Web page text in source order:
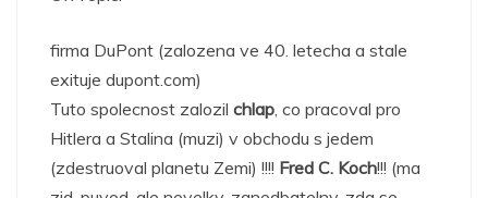
firma DuPont (zalozena ve 40. letecha a stale
exituje dupont.com)
Tuto spolecnost zalozil chlap , co pracoval pro
Hitlera a Stalina (muzi) v obchodu s jedem
(zdestruoval planetu Zemi) !!!! Fred C. Koch!!! (ma